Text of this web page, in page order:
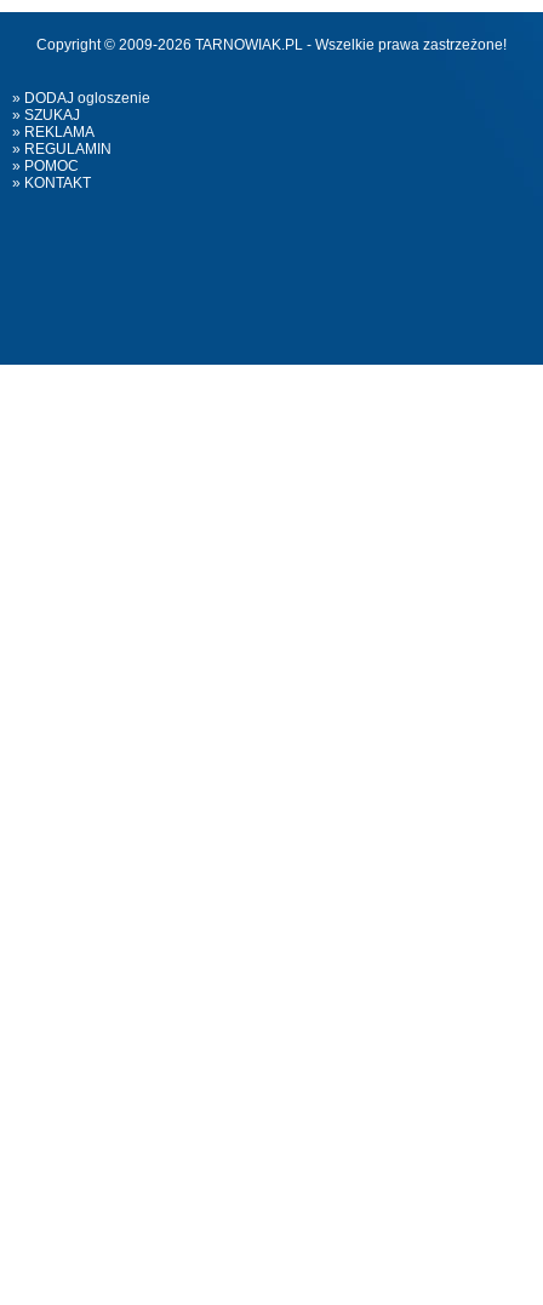
Copyright © 2009-2026 TARNOWIAK.PL - Wszelkie prawa zastrzeżone!
» DODAJ ogloszenie
» SZUKAJ
» REKLAMA
» REGULAMIN
» POMOC
» KONTAKT